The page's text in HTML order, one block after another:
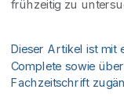
frühzeitig zu
Dieser Artikel ist mit
Complete sowie
Fachzeitschrift